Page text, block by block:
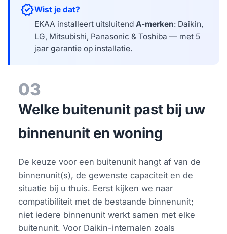
verifiedWist je dat?
EKAA installeert uitsluitendA-merken: Daikin,
LG, Mitsubishi, Panasonic & Toshiba — met 5
jaar garantie op installatie.
03
Welke buitenunit past bij uw
binnenunit en woning
De keuze voor een buitenunit hangt af van de
binnenunit(s), de gewenste capaciteit en de
situatie bij u thuis. Eerst kijken we naar
compatibiliteit met de bestaande binnenunit;
niet iedere binnenunit werkt samen met elke
buitenunit. Voor Daikin-internalen zoals